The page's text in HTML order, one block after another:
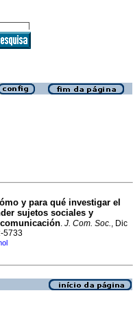
y para qué investigar el
sujetos sociales y
. J. Com. Soc., Dic
5733